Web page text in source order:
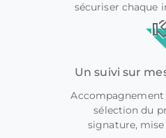
sécuriser chaque
Un suivi sur
Accompagnement
sélection du
signature,